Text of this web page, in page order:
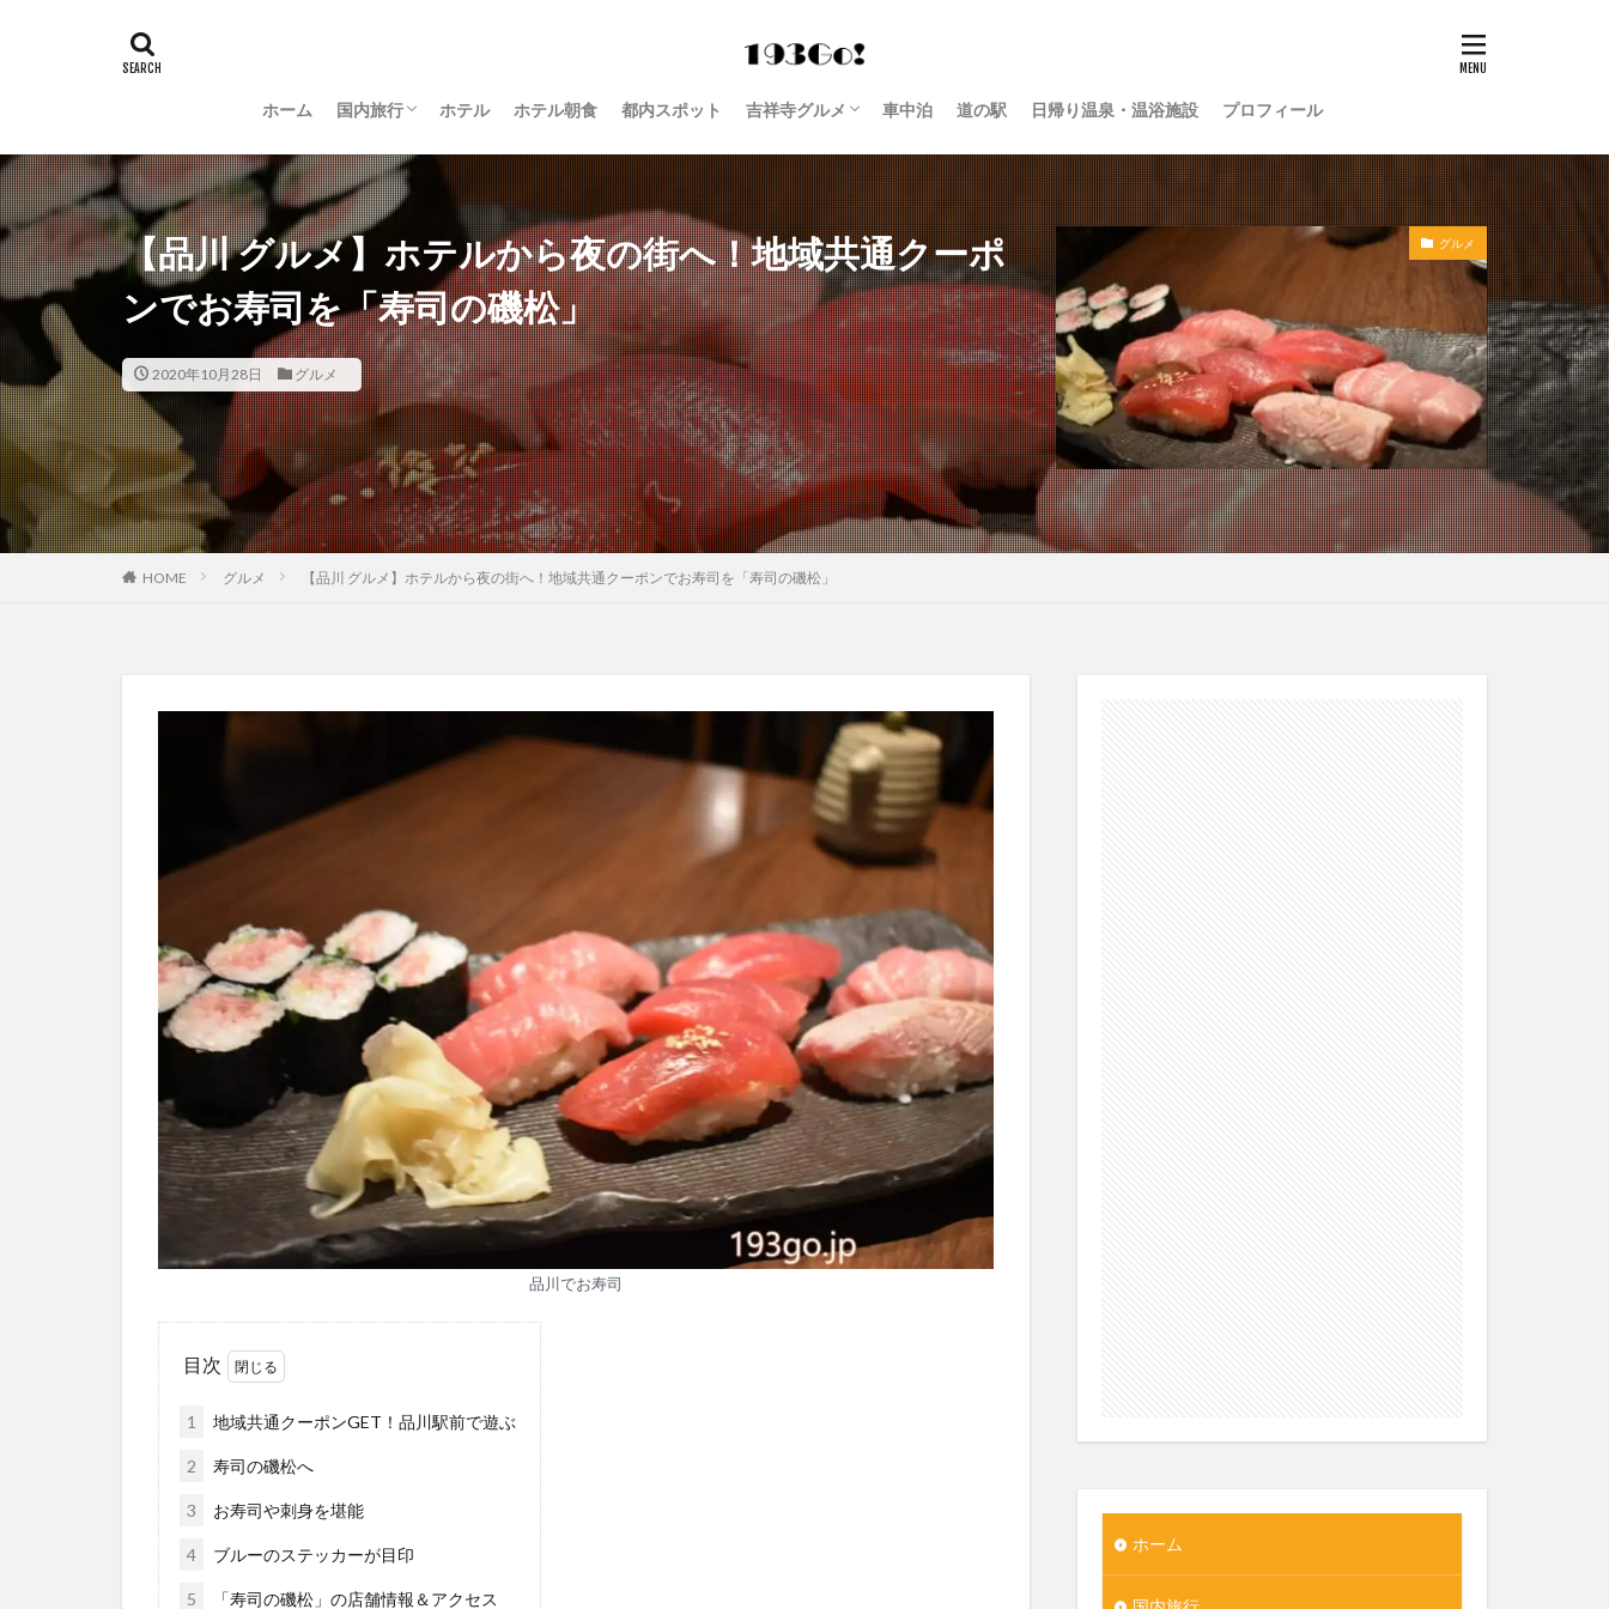
ホーム 国内旅行
羽田空港グルメ
大阪
京都
沖縄
新潟
長野
茨城
富山
金沢
山梨
ホテル ホテル朝食 都内スポット 吉祥寺グルメ
西荻窪 グルメ
車中泊 道の駅 日帰り温泉・温浴施設 プロフィール
【品川 グルメ】ホテルから夜の街へ！地域共通クーポ
ンでお寿司を「寿司の磯松」
2020年10月28日 グルメ
グルメ
HOME グルメ 【品川 グルメ】ホテルから夜の街へ！地域共通クーポンでお寿司を「寿司の磯松」
品川でお寿司
目次
1 地域共通クーポンGET！品川駅前で遊ぶ
2 寿司の磯松へ
3 お寿司や刺身を堪能
4 ブルーのステッカーが目印
5 「寿司の磯松」の店舗情報＆アクセス
ホーム